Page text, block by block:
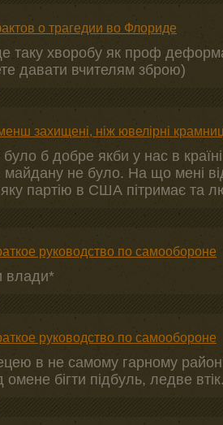
о трагедии во Флориде
таку хворобу як проф
давати вчителям зброю)
захищені, ніж ювелірні
б добре якби у нас в країні
і майдану не було. На що мені
яку партію в США пітримає та
руководство по самообороне
влади*
руководство по самообороне
в не самому гарному
бігти підбуль, ледве втік.